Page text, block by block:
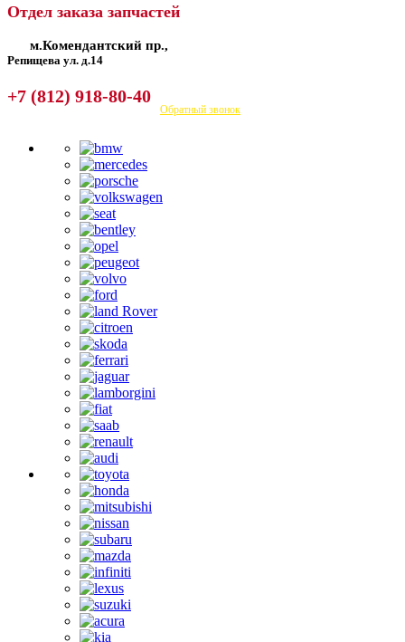
Отдел заказа запчастей
м.Комендантский пр.,
Репищева ул. д.14
+7 (812) 918-80-40
Посмотреть на карте Обратный звонок